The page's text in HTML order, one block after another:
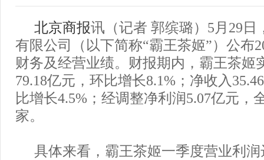
北京商报讯（记者 郭缤璐）5月29日
有限公司（以下简称“霸王茶姬”）公布
财务及经营业绩。财报期内，霸王茶姬
79.18亿元，环比增长8.1%；净收入
比增长4.5%；经调整净利润5.07亿元，
家。
具体来看，霸王茶姬一季度营业利润